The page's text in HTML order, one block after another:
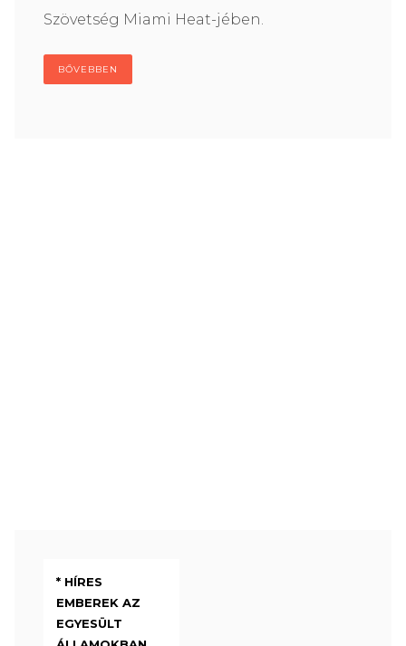
Szövetség Miami Heat-jében.
BŐVEBBEN
* HÍRES
EMBEREK AZ
EGYESÜLT